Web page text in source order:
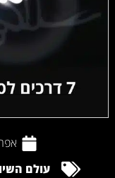
אפריל
עולם